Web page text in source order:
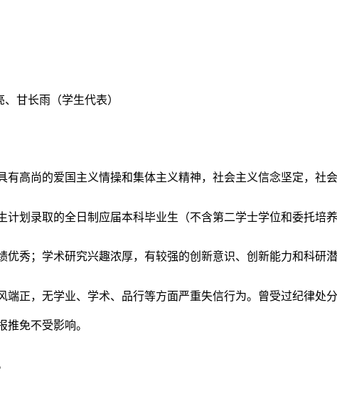
、甘长雨（学生代表）
有高尚的爱国主义情操和集体主义精神，社会主义信念坚定，社
计划录取的全日制应届本科毕业生（不含第二学士学位和委托培养
优秀；学术研究兴趣浓厚，有较强的创新意识、创新能力和科研潜
端正，无学业、学术、品行等方面严重失信行为。曾受过纪律处
推免不受影响。